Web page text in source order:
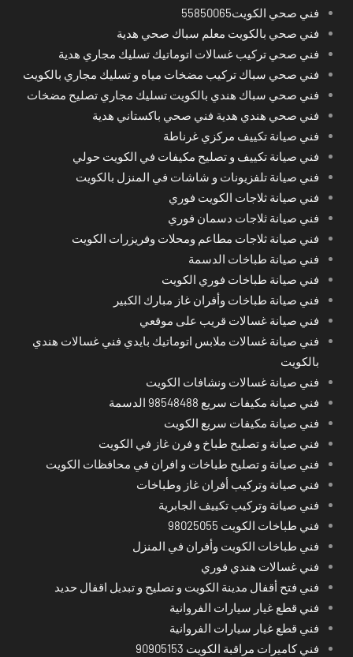
فني صحي الكويت55850065
فني صحي بالكويت معلم سباك صحي هدية
فني صحي تركيب غسالات اتوماتيك تسليك مجاري هدية
فني صحي سباك تركيب مضخات مياه و تسليك مجاري بالكويت
فني صحي سباك هندي بالكويت تسليك مجاري تصليح مضخات
فني صحي هندي هدية فني صحي باكستاني هدية
فني صيانة تكييف مركزي غرناطة
فني صيانة تكييف و تصليح مكيفات في الكويت حولي
فني صيانة تلفزيونات و شاشات في المنزل بالكويت
فني صيانة ثلاجات الكويت فوري
فني صيانة ثلاجات دسمان فوري
فني صيانة ثلاجات مطاعم ومحلات وفريزرات الكويت
فني صيانة طباخات الدسمة
فني صيانة طباخات فوري الكويت
فني صيانة طباخات وأفران غاز مبارك الكبير
فني صيانة غسالات قريب على موقعي
فني صيانة غسالات ملابس اتوماتيك بايدي فني غسالات هندي
بالكويت
فني صيانة غسالات ونشافات الكويت
فني صيانة مكيفات سريع 98548488 الدسمة
فني صيانة مكيفات سريع الكويت
فني صيانة و تصليح طباخ و فرن غاز في الكويت
فني صيانة و تصليح طباخات و افران في محافظات الكويت
فني صيانة وتركيب أفران غاز وطباخات
فني صيانة وتركيب تكييف الجابرية
فني طباخات الكويت 98025055
فني طباخات الكويت وأفران في المنزل
فني غسالات هندي فوري
فني فتح أقفال مدينة الكويت و تصليح و تبديل اقفال حديد
فني قطع غيار سيارات الفروانية
فني قطع غيار سيارات الفروانية
فني كاميرات مراقبة الكويت 90905153